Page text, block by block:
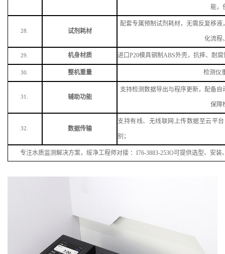
能，
28. 试剂耗材
配套专属预制试剂耗材，无需反复移
化流程
29. 机身材质 进口P20模具钢制ABS外壳，抗摔、耐
30. 整机重量 检测仪
31. 辅助功能
支持检测数据导出与程序更新，配备
保障
32. 数据传输
支持有线、无线联网上传数据至云平
别；
专注水质监测解决方案，绥净工程师对接 ：I76-3883-253O可提供选型、安装